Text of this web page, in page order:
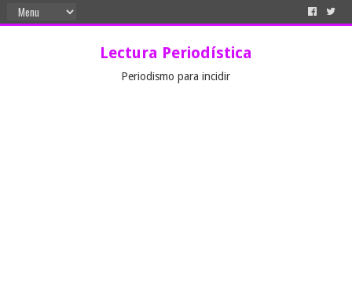
Lectura Periodística
Periodismo para incidir